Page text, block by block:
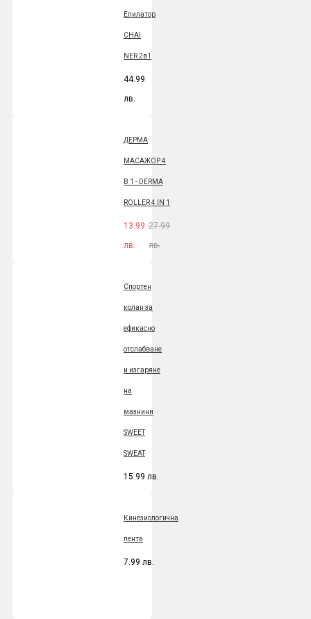
Епилатор
CHAI
NER 2в1
44.99
лв.
ДЕРМА
МАСАЖОР 4
В 1 - DERMA
ROLLER 4 IN 1
13.99
лв.
27.99
лв.
Спортен
колан за
ефикасно
отслабване
и изгаряне
на
мазнини
SWEET
SWEAT
15.99 лв.
Кинезиологична
лента
7.99 лв.